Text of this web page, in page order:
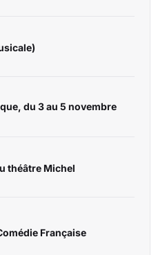
du 3 au 5 novembre
théâtre Michel
Française